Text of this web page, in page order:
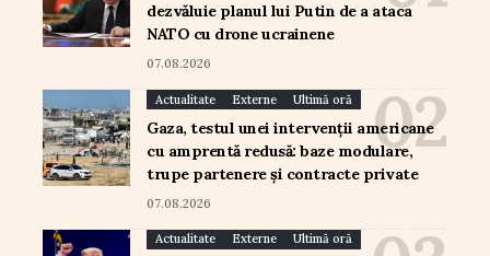
dezvăluie planul lui Putin de a ataca
NATO cu drone ucrainene
07.08.2026
Actualitate Externe Ultimă oră
Gaza, testul unei intervenții americane
cu amprentă redusă: baze modulare,
trupe partenere și contracte private
07.08.2026
Actualitate Externe Ultimă oră